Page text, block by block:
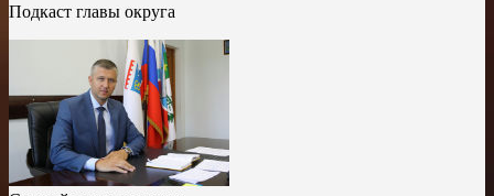
Подкаст главы округа